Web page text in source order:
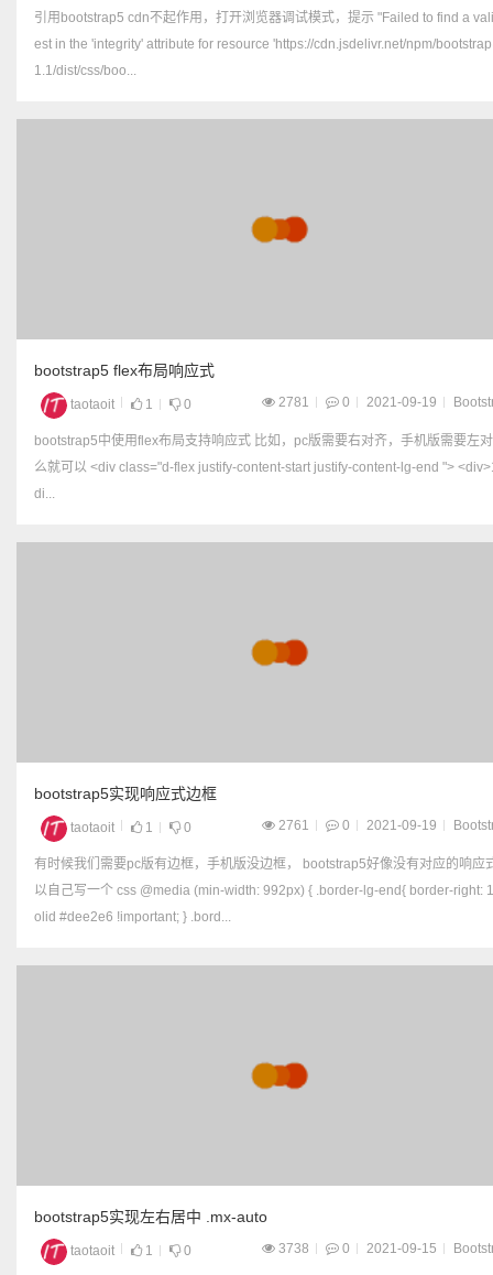
引用bootstrap5 cdn不起作用，打开浏览器调试模式，提示 "Failed to find a valid dig
est in the 'integrity' attribute for resource 'https://cdn.jsdelivr.net/npm/
1.1/dist/css/boo...
bootstrap5 flex布局响应式
taotaoit 1 0 2781 0 2021-09-19
bootstrap5中使用flex布局支持响应式 比如，pc版需要右对齐，手机版需要左对齐 那
么就可以 <div class="d-flex justify-content-start justify-content-lg-end "> <div>123</
di...
bootstrap5实现响应式边框
taotaoit 1 0 2761 0 2021-09-19
有时候我们需要pc版有边框，手机版没边框， bootstrap5好像没有对应的响应式，可
以自己写一个 css @media (min-width: 992px) { .border-lg-end{ border-right: 1px s
olid #dee2e6 !important; } .bord...
bootstrap5实现左右居中 .mx-auto
taotaoit 1 0 3738 0 2021-09-15